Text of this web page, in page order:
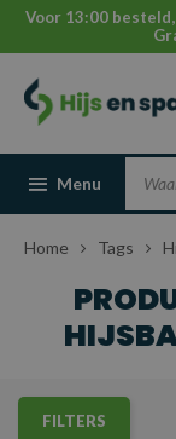
Voor 13:00
Menu
Home Tags
FILTERS